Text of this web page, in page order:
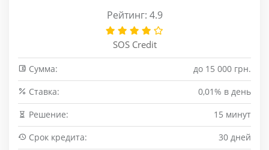
Рейтинг: 4.9
SOS Credit
Сумма:
до 15 000 грн.
Cтавка:
0,01% в день
Решение:
15 минут
Срок кредита:
30 дней